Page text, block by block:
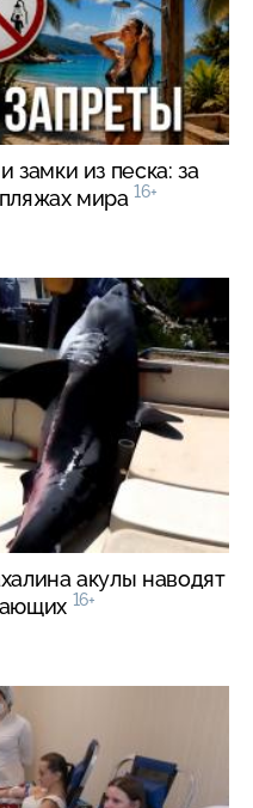
замки из песка: за
мира 16+
акулы наводят
16+